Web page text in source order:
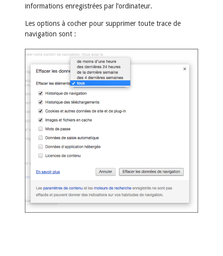
informations enregistrées par l’ordinateur.
Les options à cocher pour supprimer toute trace de
navigation sont :